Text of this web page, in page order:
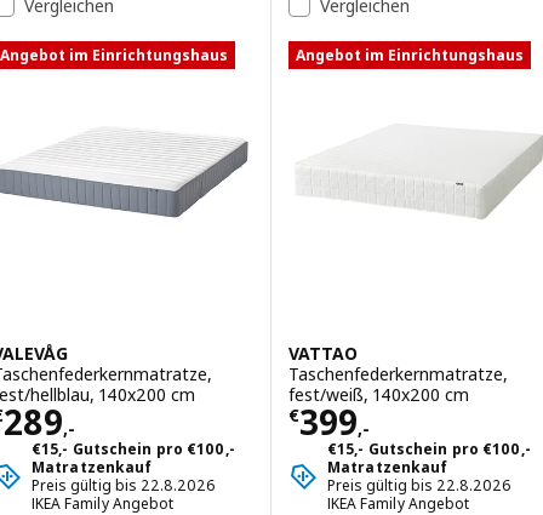
Vergleichen
Angebot im Einrichtungshaus
hellblau, 140x200 cm
289,-€ 289,-
€15,- Gutschein pro €100,-
Matratzenkauf
Preis gültig bis 22.8.2026
IKEA Family Angebot
Vergleichen
Angebot im Einrichtungshaus
VATTAO
Taschenfederkernmatratze,
fest/weiß, 140x200 cm
€399,-
Preis € 399,-
€15,- Gutschein pro €100,-
Matratzenkauf
Preis gültig bis 22.8.2026
IKEA Family Angebot